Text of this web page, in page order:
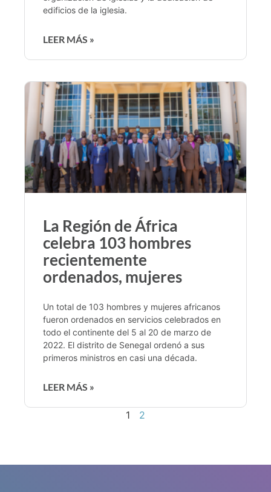
edificios de la iglesia.
LEER MÁS »
La Región de África
celebra 103 hombres
recientemente
ordenados, mujeres
Un total de 103 hombres y mujeres africanos
fueron ordenados en servicios celebrados en
todo el continente del 5 al 20 de marzo de
2022. El distrito de Senegal ordenó a sus
primeros ministros en casi una década.
LEER MÁS »
1 2